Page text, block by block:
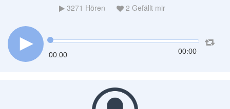
3271 Hören 2 Gefällt mir
00:00 00:00